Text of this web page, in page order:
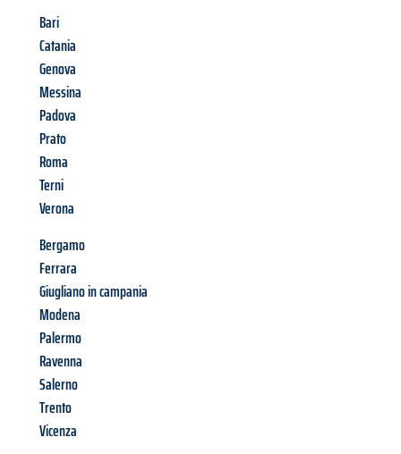
Bari
Catania
Genova
Messina
Padova
Prato
Roma
Terni
Verona
Bergamo
Ferrara
Giugliano in campania
Modena
Palermo
Ravenna
Salerno
Trento
Vicenza